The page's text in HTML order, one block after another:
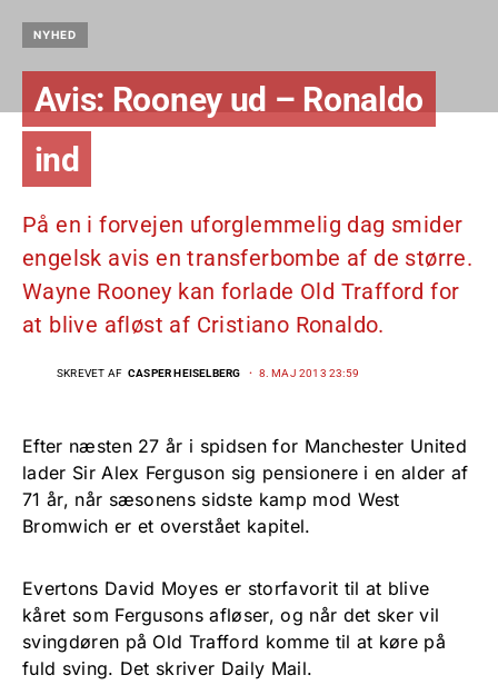
NYHED
Avis: Rooney ud – Ronaldo
ind
På en i forvejen uforglemmelig dag smider
engelsk avis en transferbombe af de større.
Wayne Rooney kan forlade Old Trafford for
at blive afløst af Cristiano Ronaldo.
SKREVET AF CASPER HEISELBERG 8. MAJ 2013 23:59
Efter næsten 27 år i spidsen for Manchester United
lader Sir Alex Ferguson sig pensionere i en alder af
71 år, når sæsonens sidste kamp mod West
Bromwich er et overstået kapitel.
Evertons David Moyes er storfavorit til at blive
kåret som Fergusons afløser, og når det sker vil
svingdøren på Old Trafford komme til at køre på
fuld sving. Det skriver Daily Mail.